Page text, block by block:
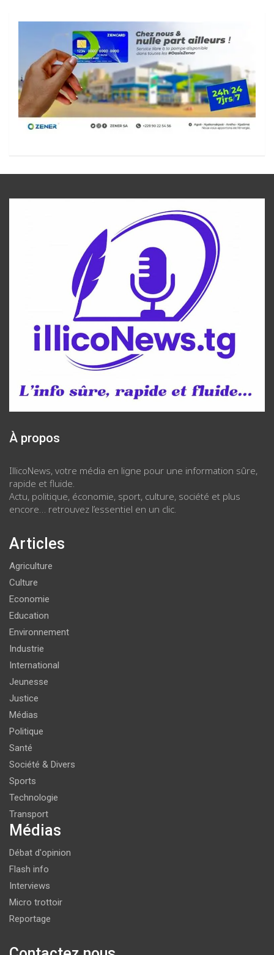
À propos
IllicoNews, votre média en ligne pour une information sûre,
rapide et fluide.
Actu, politique, économie, sport, culture, société et plus
encore… retrouvez l’essentiel en un clic.
Articles
Agriculture
Culture
Economie
Education
Environnement
Industrie
International
Jeunesse
Justice
Médias
Politique
Santé
Société & Divers
Sports
Technologie
Transport
Médias
Débat d'opinion
Flash info
Interviews
Micro trottoir
Reportage